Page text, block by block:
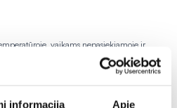
informacija Apie
vaikams nepasiekiamoje ir